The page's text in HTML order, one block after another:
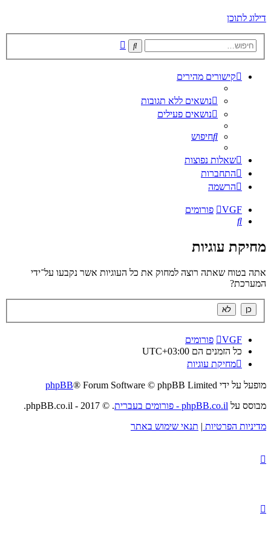
דילוג לתוכן
חיפוש
קישורים מהירים
נושאים ללא תגובות
נושאים פעילים
חיפוש
שאלות נפוצות
התחברות
הרשמה
VGF
פורומים
חיפוש
מחיקת עוגיות
אתה בטוח שאתה רוצה למחוק את כל העוגיות אשר נקבעו על־ידי
המערכת?
VGF
פורומים
כל הזמנים הם UTC+03:00
מחיקת עוגיות
מופעל על ידי phpBB® Forum Software © phpBB Limited
מבוסס על phpBB.co.il - פורומים בעברית
. © 2017 - phpBB.co.il.
מדיניות הפרטיות | תנאי שימוש באתר